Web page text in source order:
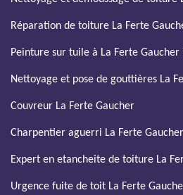
Réparation de toiture La Ferte
Peinture sur tuile à La Ferte Gaucher
Nettoyage et pose de gouttières La
Couvreur La Ferte Gaucher
Charpentier aguerri La Ferte
Expert en etancheite de toiture La
Urgence fuite de toit La Ferte